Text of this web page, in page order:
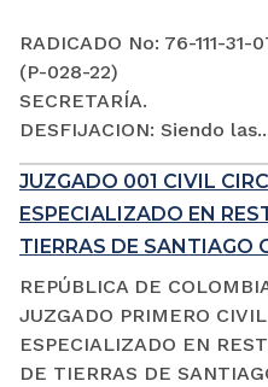
RADICADO No: 76-111-
(P-028-22)
SECRETARÍA.
DESFIJACION: Siendo
JUZGADO 001 CIVIL
ESPECIALIZADO EN
TIERRAS DE SANTIAGO
REPÚBLICA DE
JUZGADO PRIMERO
ESPECIALIZADO EN
DE TIERRAS DE